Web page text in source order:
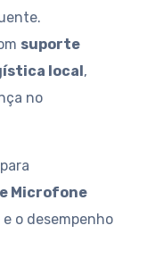
suporte
local,
no
Microfone
o desempenho